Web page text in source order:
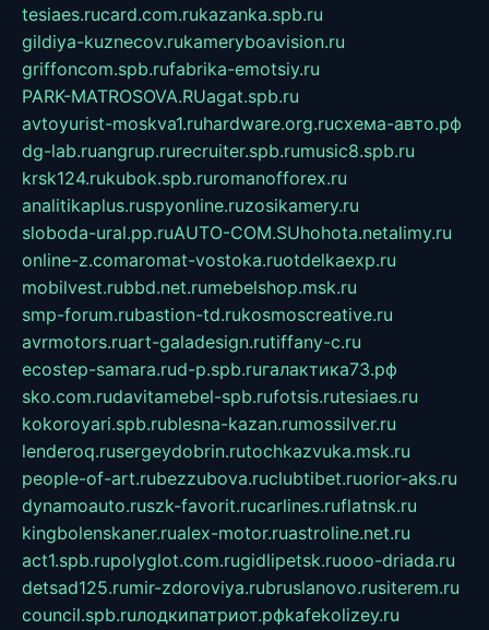
tesiaes.rucard.com.rukazanka.spb.ru
gildiya-kuznecov.rukameryboavision.ru
griffoncom.spb.rufabrika-emotsiy.ru
PARK-MATROSOVA.RUagat.spb.ru
avtoyurist-moskva1.ruhardware.org.ruсхема-авто.рф
dg-lab.ruangrup.rurecruiter.spb.rumusic8.spb.ru
krsk124.rukubok.spb.ruromanofforex.ru
analitikaplus.ruspyonline.ruzosikamery.ru
sloboda-ural.pp.ruAUTO-COM.SUhohota.netalimy.ru
online-z.comaromat-vostoka.ruotdelkaexp.ru
mobilvest.rubbd.net.rumebelshop.msk.ru
smp-forum.rubastion-td.rukosmoscreative.ru
avrmotors.ruart-galadesign.rutiffany-c.ru
ecostep-samara.rud-p.spb.ruгалактика73.рф
sko.com.rudavitamebel-spb.rufotsis.rutesiaes.ru
kokoroyari.spb.rublesna-kazan.rumossilver.ru
lenderoq.rusergeydobrin.rutochkazvuka.msk.ru
people-of-art.rubezzubova.ruclubtibet.ruorior-aks.ru
dynamoauto.ruszk-favorit.rucarlines.ruflatnsk.ru
kingbolenskaner.rualex-motor.ruastroline.net.ru
act1.spb.rupolyglot.com.rugidlipetsk.ruooo-driada.ru
detsad125.rumir-zdoroviya.rubruslanovo.rusiterem.ru
council.spb.ruлодкипатриот.рфkafekolizey.ru